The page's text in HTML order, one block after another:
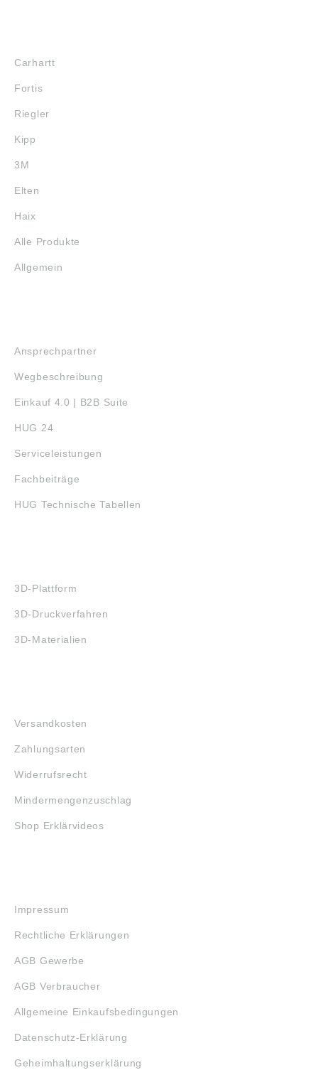
Carhartt
Fortis
Riegler
Kipp
3M
Elten
Haix
Alle Produkte
Allgemein
Ansprechpartner
Wegbeschreibung
Einkauf 4.0 | B2B Suite
HUG 24
Serviceleistungen
Fachbeiträge
HUG Technische Tabellen
3D-Plattform
3D-Druckverfahren
3D-Materialien
Versandkosten
Zahlungsarten
Widerrufsrecht
Mindermengenzuschlag
Shop Erklärvideos
Impressum
Rechtliche Erklärungen
AGB Gewerbe
AGB Verbraucher
Allgemeine Einkaufsbedingungen
Datenschutz-Erklärung
Geheimhaltungserklärung